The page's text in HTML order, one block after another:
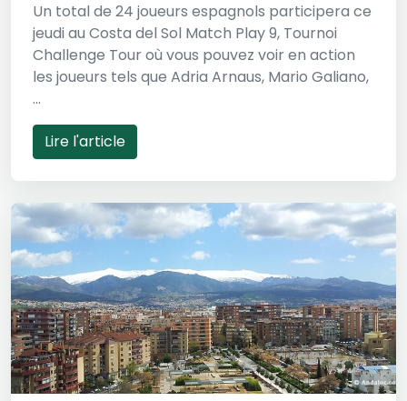
Un total de 24 joueurs espagnols participera ce
jeudi au Costa del Sol Match Play 9, Tournoi
Challenge Tour où vous pouvez voir en action
les joueurs tels que Adria Arnaus, Mario Galiano,
...
Lire l'article